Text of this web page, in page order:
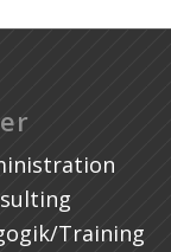
Training